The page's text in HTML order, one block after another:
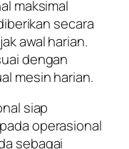
maksimal
secara
awal harian.
dengan
mesin harian.
siap
operasional
sebagai